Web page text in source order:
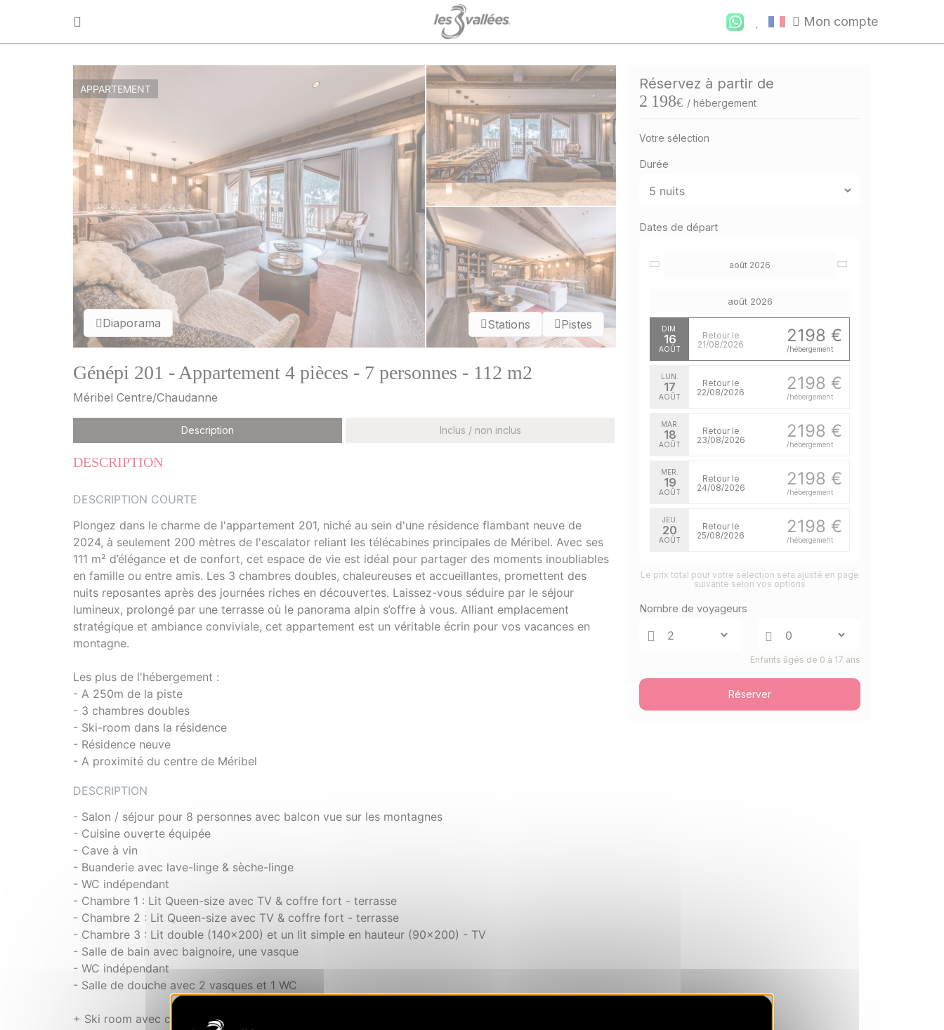
Mon compte
Diaporama Stations Pistes
APPARTEMENT
Génépi 201 - Appartement 4 pièces - 7 personnes - 112 m2
Méribel Centre/Chaudanne
Description Inclus / non inclus
DESCRIPTION
DESCRIPTION COURTE
Plongez dans le charme de l'appartement 201, niché au sein d'une résidence flambant neuve de
2024, à seulement 200 mètres de l'escalator reliant les télécabines principales de Méribel. Avec ses
111 m² d’élégance et de confort, cet espace de vie est idéal pour partager des moments inoubliables
en famille ou entre amis. Les 3 chambres doubles, chaleureuses et accueillantes, promettent des
nuits reposantes après des journées riches en découvertes. Laissez-vous séduire par le séjour
lumineux, prolongé par une terrasse où le panorama alpin s’offre à vous. Alliant emplacement
stratégique et ambiance conviviale, cet appartement est un véritable écrin pour vos vacances en
montagne.
Les plus de l'hébergement :
- A 250m de la piste
- 3 chambres doubles
- Ski-room dans la résidence
- Résidence neuve
- A proximité du centre de Méribel
DESCRIPTION
- Salon / séjour pour 8 personnes avec balcon vue sur les montagnes
- Cuisine ouverte équipée
- Cave à vin
- Buanderie avec lave-linge & sèche-linge
- WC indépendant
- Chambre 1 : Lit Queen-size avec TV & coffre fort - terrasse
- Chambre 2 : Lit Queen-size avec TV & coffre fort - terrasse
- Chambre 3 : Lit double (140x200) et un lit simple en hauteur (90x200) - TV
- Salle de bain avec baignoire, une vasque
- WC indépendant
- Salle de douche avec 2 vasques et 1 WC
+ Ski room avec casier privé et chauffe chaussures
Réservez à partir de
2 198€ / hébergement
Votre sélection
Durée
Dates de départ
août 2026
août 2026
DIM.
16
AOÛT
2198 €
/hébergement
Retour le
21/08/2026
LUN.
17
AOÛT
2198 €
/hébergement
Retour le
22/08/2026
MAR.
18
AOÛT
2198 €
/hébergement
Retour le
23/08/2026
MER.
19
AOÛT
2198 €
/hébergement
Retour le
24/08/2026
JEU.
20
AOÛT
2198 €
/hébergement
Retour le
25/08/2026
21 2198 €
/hébergement
Retour le
26/08/2026
SAM.
AOÛT /hébergement
27/08/2026
2198 €
28/08/2026
LUN. 2198 €
Le prix total pour votre sélection sera ajusté en page
suivante selon vos options
Nombre de voyageurs
Enfants âgés de 0 à 17 ans
Réserver